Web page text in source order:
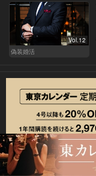
Vol.12
偽装婚活